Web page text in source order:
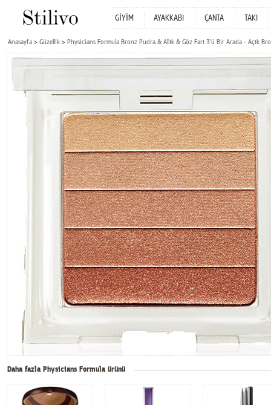
GİYİM AYAKKABI ÇANTA TAKI
Anasayfa Güzellik Physicians Formula Bronz Pudra & Allık & Göz Farı 3‘ü Bir Arada - Açık
Daha fazla Physicians Formula ürünü